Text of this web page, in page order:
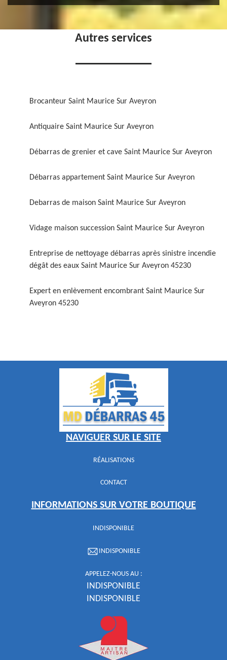
Autres services
Brocanteur Saint Maurice Sur Aveyron
Antiquaire Saint Maurice Sur Aveyron
Débarras de grenier et cave Saint Maurice Sur Aveyron
Débarras appartement Saint Maurice Sur Aveyron
Debarras de maison Saint Maurice Sur Aveyron
Vidage maison succession Saint Maurice Sur Aveyron
Entreprise de nettoyage débarras après sinistre incendie
dégât des eaux Saint Maurice Sur Aveyron 45230
Expert en enlèvement encombrant Saint Maurice Sur
Aveyron 45230
NAVIGUER SUR LE SITE
RÉALISATIONS
CONTACT
INFORMATIONS SUR VOTRE BOUTIQUE
INDISPONIBLE
INDISPONIBLE
APPELEZ-NOUS AU :
INDISPONIBLE
INDISPONIBLE